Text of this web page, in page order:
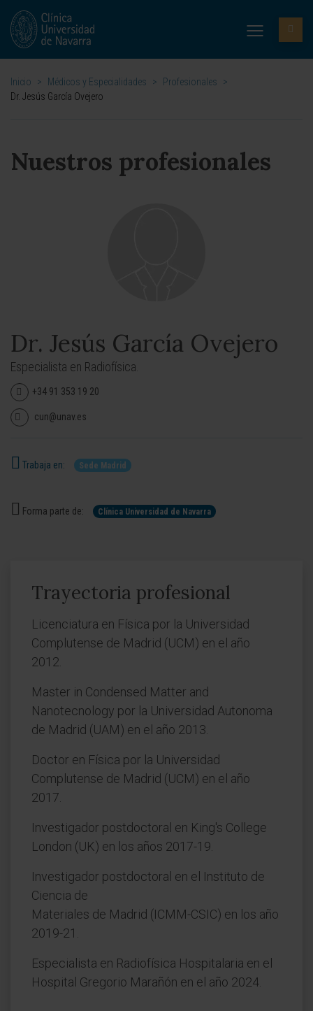
Inicio > Médicos y Especialidades > Profesionales
>
Dr. Jesús García Ovejero
Nuestros profesionales
Dr. Jesús García Ovejero
Especialista en Radiofísica.
+34 91 353 19 20
cun@unav.es
Trabaja en: Sede Madrid
Forma parte de: Clínica Universidad de Navarra
Trayectoria profesional
Licenciatura en Física por la Universidad
Complutense de Madrid (UCM) en el año
2012.
Master in Condensed Matter and
Nanotecnology por la Universidad Autonoma
de Madrid (UAM) en el año 2013.
Doctor en Física por la Universidad
Complutense de Madrid (UCM) en el año
2017.
Investigador postdoctoral en King's College
London (UK) en los años 2017-19.
Investigador postdoctoral en el Instituto de
Ciencia de
Materiales de Madrid (ICMM-CSIC) en los año
2019-21.
Especialista en Radiofísica Hospitalaria en el
Hospital Gregorio Marañón en el año 2024.